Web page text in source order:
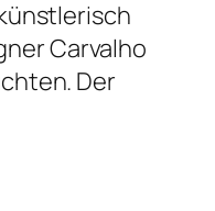
Carvalho
Der